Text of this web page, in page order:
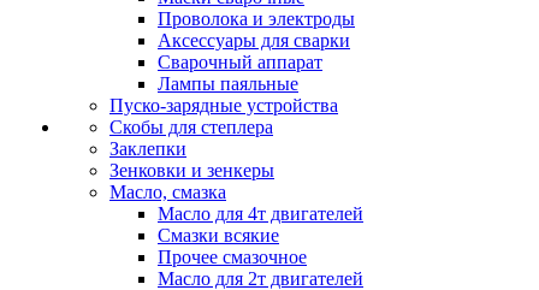
Проволока и электроды
Аксессуары для сварки
Сварочный аппарат
Лампы паяльные
Пуско-зарядные устройства
Скобы для степлера
Заклепки
Зенковки и зенкеры
Масло, смазка
Масло для 4т двигателей
Смазки всякие
Прочее смазочное
Масло для 2т двигателей